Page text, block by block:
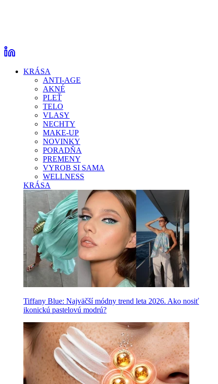
KRÁSA
ANTI-AGE
AKNÉ
PLEŤ
TELO
VLASY
NECHTY
MAKE-UP
NOVINKY
PORADŇA
PREMENY
VYROB SI SAMA
WELLNESS
KRÁSA
Tiffany Blue: Najväčší módny trend leta 2026. Ako nosiť
ikonickú pastelovú modrú?